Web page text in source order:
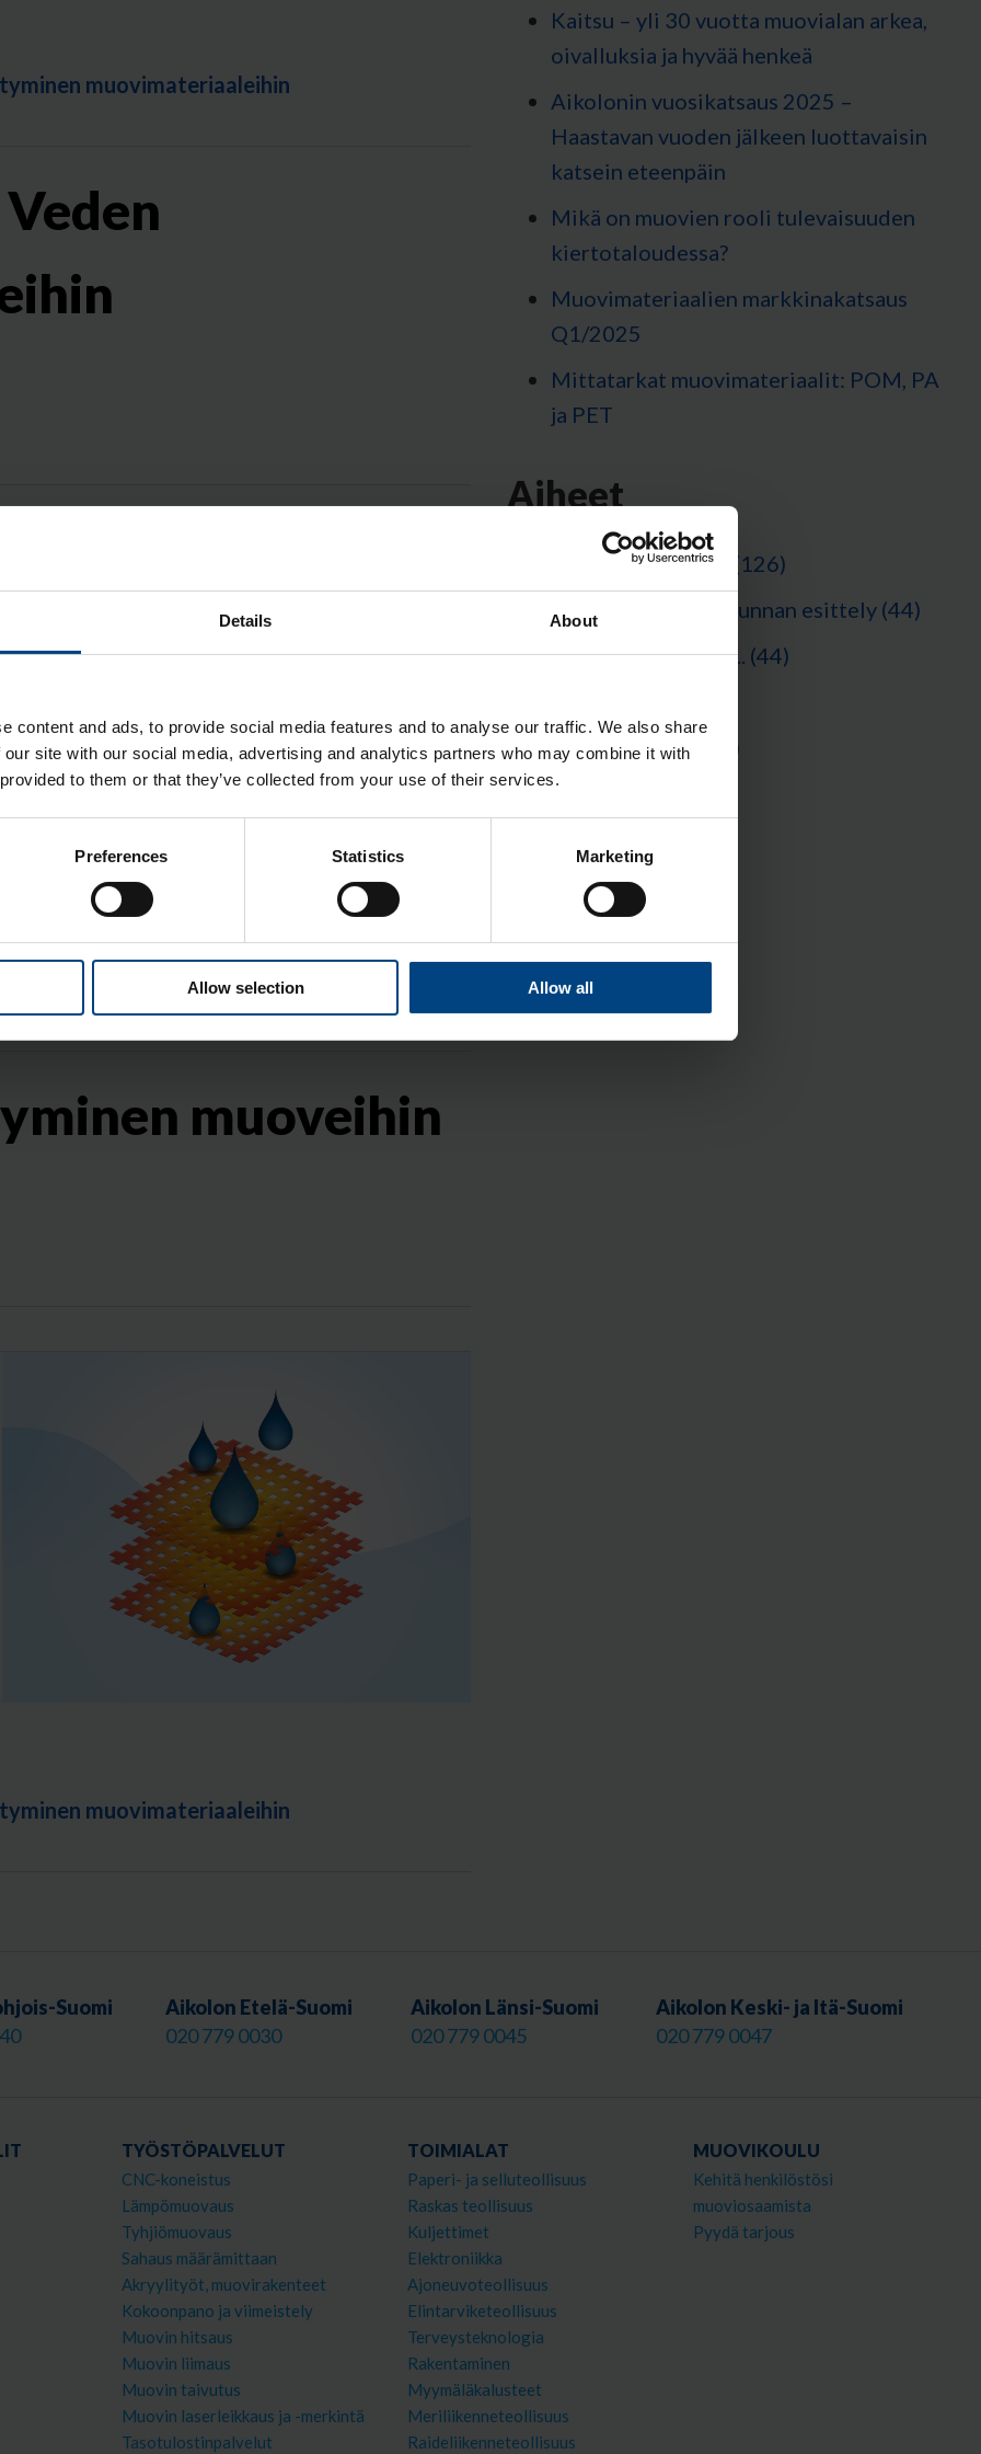
Details About
content and ads, to provide social media features and to analyse our traffic. We also share
site with our social media, advertising and analytics partners who may combine it with
to them or that they’ve collected from your use of their services.
Preferences Statistics Marketing
Allow selection Allow all
muovimateriaaleihin
muovimateriaaleihin
muoveihin
muovimateriaaleihin
Kaitsu – yli 30 vuotta muovialan arkea,
oivalluksia ja hyvää henkeä
Aikolonin vuosikatsaus 2025 –
Haastavan vuoden jälkeen luottavaisin
katsein eteenpäin
Mikä on muovien rooli tulevaisuuden
kiertotaloudessa?
Muovimateriaalien markkinakatsaus
Q1/2025
Mittatarkat muovimateriaalit: POM, PA
ja PET
Aiheet
Materiaaliesittely
(126)
Aikolonin henkilökunnan esittely (44)
Vain muovi elämää... (44)
Optinen muovi
(31)
Katso kaikki
Suomi
Aikolon Etelä-Suomi
020 779 0030
Aikolon Länsi-Suomi
020 779 0045
Aikolon Keski- ja Itä-Suomi
020 779 0047
TYÖSTÖPALVELUT
CNC-koneistus
Lämpömuovaus
Tyhjiömuovaus
Sahaus määrämittaan
Akryylityöt, muovirakenteet
Kokoonpano ja viimeistely
Muovin hitsaus
Muovin liimaus
Muovin taivutus
Muovin laserleikkaus ja -merkintä
Tasotulostinpalvelut
TOIMIALAT
Paperi- ja selluteollisuus
Raskas teollisuus
Kuljettimet
Elektroniikka
Ajoneuvoteollisuus
Elintarviketeollisuus
Terveysteknologia
Rakentaminen
Myymäläkalusteet
Meriliikenneteollisuus
Raideliikenneteollisuus
MUOVIKOULU
Kehitä henkilöstösi
muoviosaamista
Pyydä tarjous